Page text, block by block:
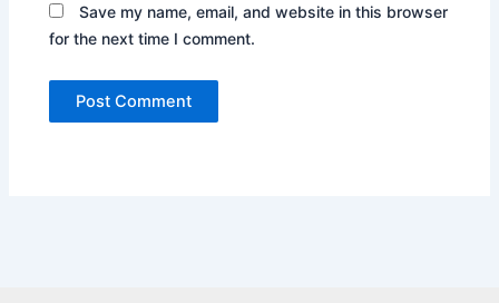
Save my name, email, and website in this browser
for the next time I comment.